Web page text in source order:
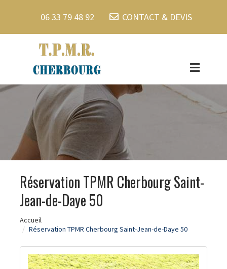
06 33 79 48 92 CONTACT & DEVIS
Réservation TPMR Cherbourg Saint-
Jean-de-Daye 50
Accueil
Réservation TPMR Cherbourg Saint-Jean-de-Daye 50